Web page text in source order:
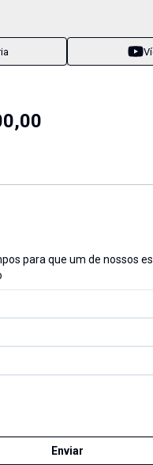
para que um de nossos
Enviar